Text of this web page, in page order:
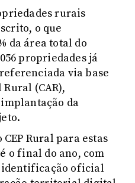
rurais
o que
da área total do
propriedades já
via base
(CAR),
da
Rural para estas
o final do ano, com
identificação oficial